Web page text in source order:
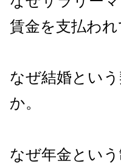
賃金を支払われ
なぜ結婚とい
か。
なぜ年金という